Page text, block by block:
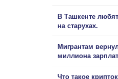
В Ташкенте
на старухах.
Мигрантам
миллиона
Что такое